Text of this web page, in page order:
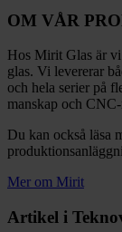
OM VÅR
Hos Mirit Glas är
glas. Vi levererar
och hela serier på
manskap och
Du kan också läsa
Mer om Mirit
Artikel i